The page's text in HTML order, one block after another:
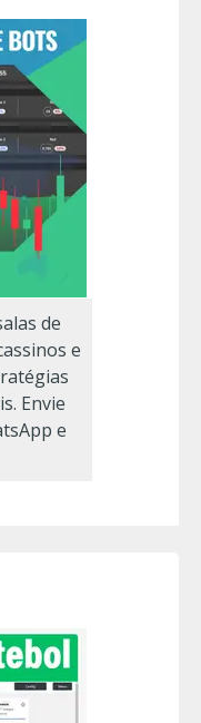
de
e
Envie
e